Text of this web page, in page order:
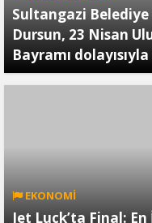
Sultangazi
Dursun, 23 Nisan
Bayramı
EKONOMİ
Jet Luck’ta Final: